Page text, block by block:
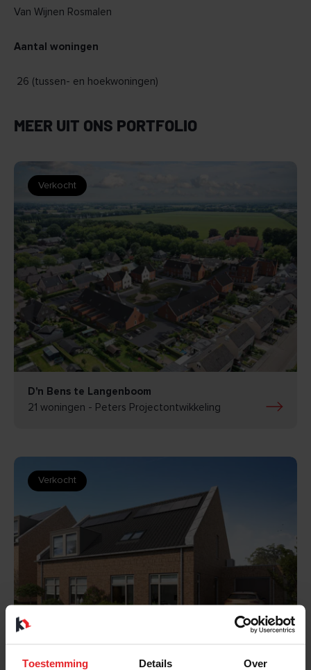
Toestemming Details Over
Van Wijnen Rosmalen
Aantal woningen
26 (tussen- en hoekwoningen)
MEER UIT ONS PORTFOLIO
BEKIJK
Verkocht
D'n Bens te Langenboom
21 woningen - Peters Projectontwikkeling
Verkocht